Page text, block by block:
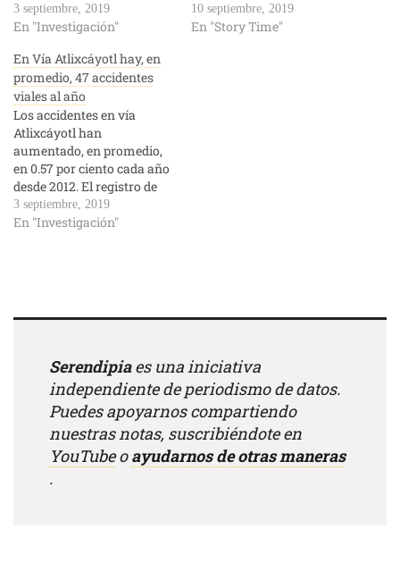
3 septiembre, 2019
En "Investigación"
10 septiembre, 2019
En "Story Time"
En Vía Atlixcáyotl hay, en
promedio, 47 accidentes
viales al año
Los accidentes en vía
Atlixcáyotl han
aumentado, en promedio,
en 0.57 por ciento cada año
desde 2012. El registro de
accidentes de tránsito en
vía Atlixcáyotl varía entre
3 septiembre, 2019
En "Investigación"
Serendipiaes una iniciativa
independiente de periodismo de datos.
Puedes apoyarnos compartiendo
nuestras notas, suscribiéndote en
YouTubeoayudarnos de otras maneras
.